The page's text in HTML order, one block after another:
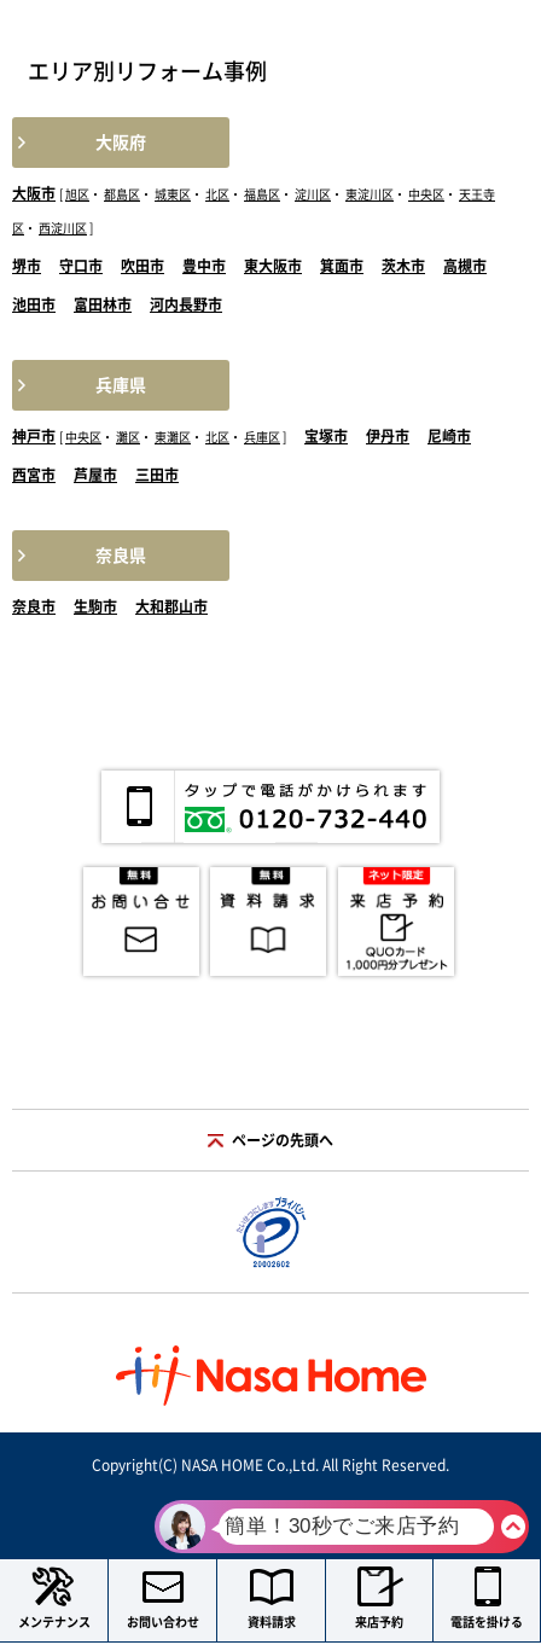
エリア別リフォーム事例
大阪府
大阪市 旭区 ・ 都島区 ・ 城東区 ・ 北区 ・ 福島区 ・ 淀川区 ・ 東淀川区 ・ 中央区 ・ 天王寺
区 ・ 西淀川区
堺市 守口市 吹田市 豊中市 東大阪市 箕面市 茨木市 高槻市
池田市 富田林市 河内長野市
兵庫県
神戸市 中央区 ・ 灘区 ・ 東灘区 ・ 北区 ・ 兵庫区 宝塚市 伊丹市 尼崎市
西宮市 芦屋市 三田市
奈良県
奈良市 生駒市 大和郡山市
ページの先頭へ
Copyright(C) NASA HOME Co.,Ltd. All Right Reserved.
メンテナンス お問い合わせ 資料請求 来店予約 電話を掛ける